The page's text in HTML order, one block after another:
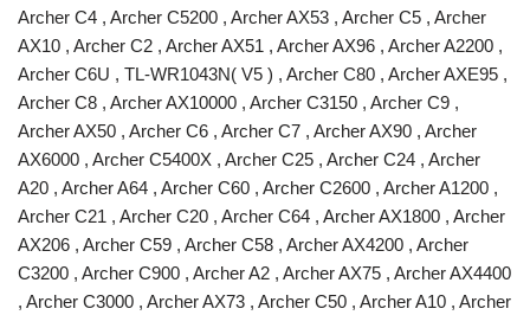
Archer C4 , Archer C5200 , Archer AX53 , Archer C5 , Archer
AX10 , Archer C2 , Archer AX51 , Archer AX96 , Archer A2200 ,
Archer C6U , TL-WR1043N( V5 ) , Archer C80 , Archer AXE95 ,
Archer C8 , Archer AX10000 , Archer C3150 , Archer C9 ,
Archer AX50 , Archer C6 , Archer C7 , Archer AX90 , Archer
AX6000 , Archer C5400X , Archer C25 , Archer C24 , Archer
A20 , Archer A64 , Archer C60 , Archer C2600 , Archer A1200 ,
Archer C21 , Archer C20 , Archer C64 , Archer AX1800 , Archer
AX206 , Archer C59 , Archer C58 , Archer AX4200 , Archer
C3200 , Archer C900 , Archer A2 , Archer AX75 , Archer AX4400
, Archer C3000 , Archer AX73 , Archer C50 , Archer A10 , Archer